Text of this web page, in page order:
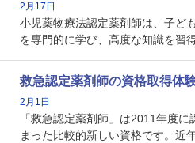
の証明になる資格と言えます。
2月17日
小児薬物療法認定薬剤師は、子ど
を専門的に学び、高度な知識を習
や、特有の疾患、心理状況を理解
深めることで、子どもとその保護
る存在です。今回はそんな小児薬
剤師の取得体験記をご紹介します
救急認定薬剤師の資格取得体
2月1日
「救急認定薬剤師」は2011年度に
まった比較的新しい資格です。近